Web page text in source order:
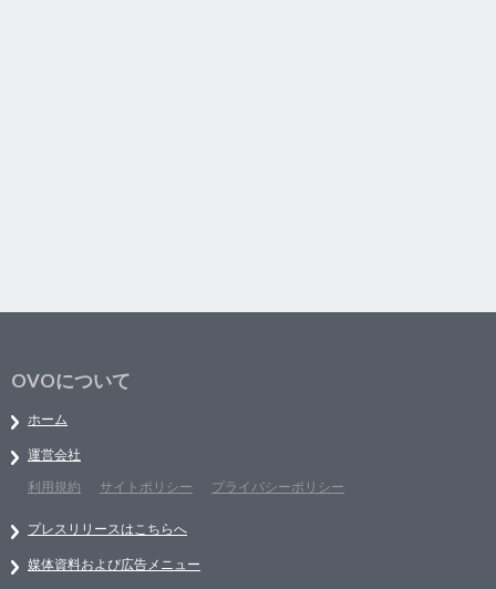
OVOについて
ホーム
運営会社
利用規約
サイトポリシー プライバシーポリシー
プレスリリースはこちらへ
媒体資料および広告メニュー